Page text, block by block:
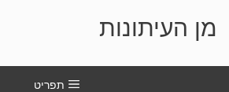
מן העיתונות
תפריט